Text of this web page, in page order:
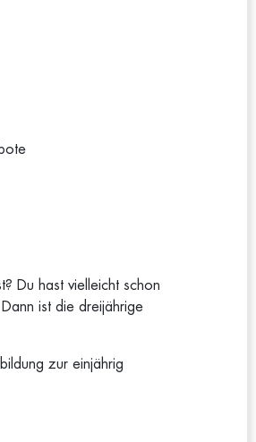
Du hast vielleicht schon
ist die dreijährige
zur einjährig